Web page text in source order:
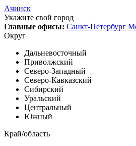
Ачинск
Укажите свой город
Главные офисы: Санкт-Петербург
Округ
Дальневосточный
Приволжский
Северо-Западный
Северо-Кавказский
Сибирский
Уральский
Центральный
Южный
Край/область